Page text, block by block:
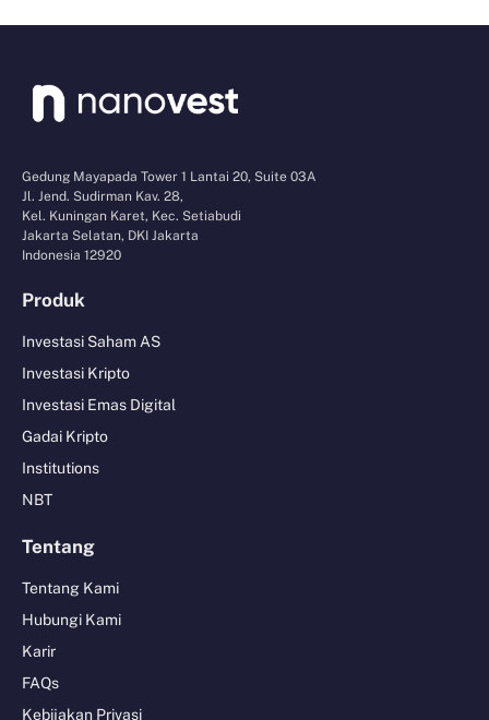
Gedung Mayapada Tower 1 Lantai 20, Suite 03A
Jl. Jend. Sudirman Kav. 28,
Kel. Kuningan Karet, Kec. Setiabudi
Jakarta Selatan, DKI Jakarta
Indonesia 12920
Produk
Investasi Saham AS
Investasi Kripto
Investasi Emas Digital
Gadai Kripto
Institutions
NBT
Tentang
Tentang Kami
Hubungi Kami
Karir
FAQs
Kebijakan Privasi